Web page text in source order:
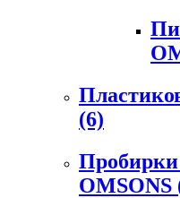
(6)
OMSONS